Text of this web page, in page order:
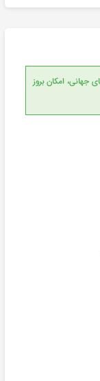
به دلیل تطابق با دانش به روز و مورد تایید استانداردهای جهانی، امکان بروز